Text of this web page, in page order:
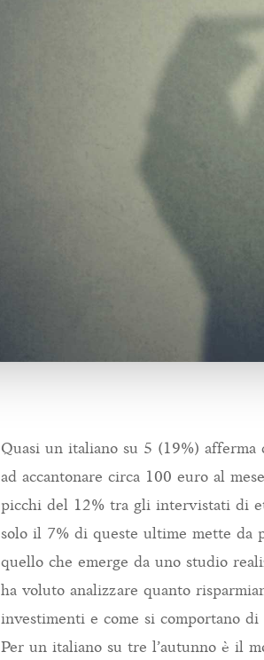
Quasi un italiano su 5 (19%)
ad accantonare circa 100 euro al
picchi del 12% tra gli intervistati di
solo il 7% di queste ultime mette da
quello che emerge da uno studio
ha voluto analizzare quanto
investimenti e come si comportano
Per un italiano su tre l’autunno è il